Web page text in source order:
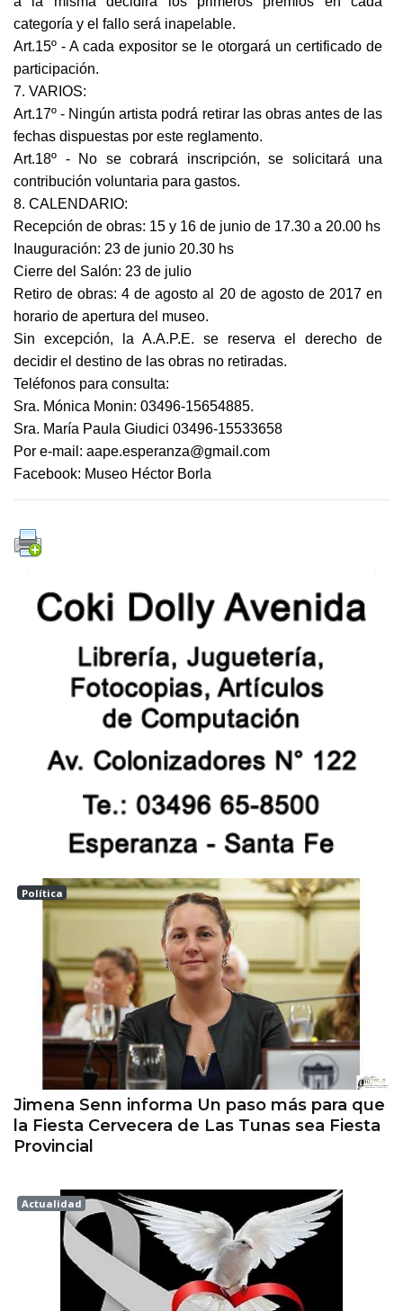
categoría y el fallo será inapelable.
Art.15º - A cada expositor se le otorgará un certificado de
participación.
7. VARIOS:
Art.17º - Ningún artista podrá retirar las obras antes de las
fechas dispuestas por este reglamento.
Art.18º - No se cobrará inscripción, se solicitará una
contribución voluntaria para gastos.
8. CALENDARIO:
Recepción de obras: 15 y 16 de junio de 17.30 a 20.00 hs
Inauguración: 23 de junio 20.30 hs
Cierre del Salón: 23 de julio
Retiro de obras: 4 de agosto al 20 de agosto de 2017 en
horario de apertura del museo.
Sin excepción, la A.A.P.E. se reserva el derecho de
decidir el destino de las obras no retiradas.
Teléfonos para consulta:
Sra. Mónica Monin: 03496-15654885.
Sra. María Paula Giudici 03496-15533658
Por e-mail: aape.esperanza@gmail.com
Facebook: Museo Héctor Borla
Política
Las tunas
Jimena Senn informa Un paso más para que
la Fiesta Cervecera de Las Tunas sea Fiesta
Provincial
Actualidad
Esperanza